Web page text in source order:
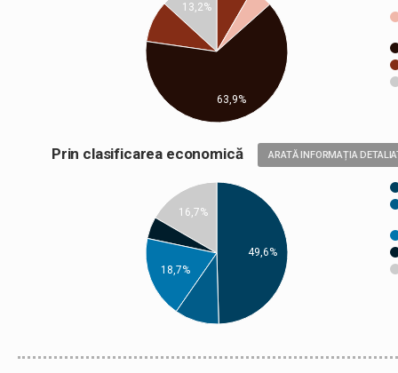
13,2%
63,9%
Prin clasificarea economică ARATĂ INFORMAȚIA
49,6%
16,7%
18,7%